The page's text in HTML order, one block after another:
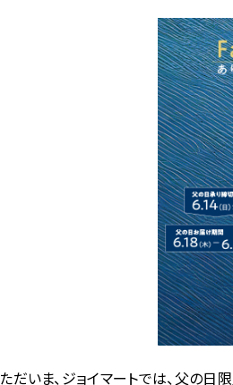
ただいま、ジョイマートでは、父の日